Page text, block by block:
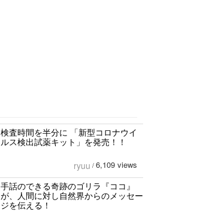
検査時間を半分に 「新型コロナウイ
ルス検出試薬キット」を発売！！
ryuu / 6,109 views
手話のできる奇跡のゴリラ『ココ』
が、人間に対し自然界からのメッセー
ジを伝える！